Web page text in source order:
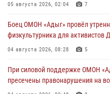
05 августа 2026, 02:04 7
Боец ОМОН «Адыг» провёл
физкультурника для активистов
04 августа 2026, 08:28 5
При силовой поддержке ОМОН
пресечены правонарушения на